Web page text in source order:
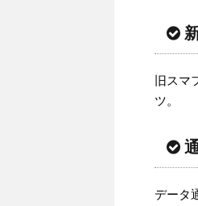
旧スマ
ツ。
データ